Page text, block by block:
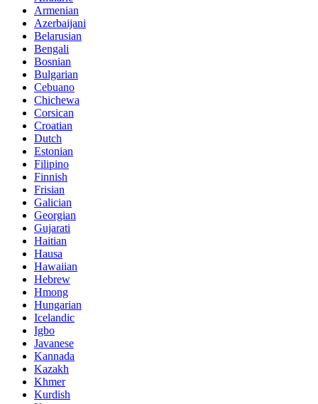
Armenian
Azerbaijani
Belarusian
Bengali
Bosnian
Bulgarian
Cebuano
Chichewa
Corsican
Croatian
Dutch
Estonian
Filipino
Finnish
Frisian
Galician
Georgian
Gujarati
Haitian
Hausa
Hawaiian
Hebrew
Hmong
Hungarian
Icelandic
Igbo
Javanese
Kannada
Kazakh
Khmer
Kurdish